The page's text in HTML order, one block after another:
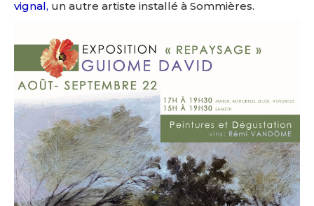
vignal, un autre artiste installé à Sommières.